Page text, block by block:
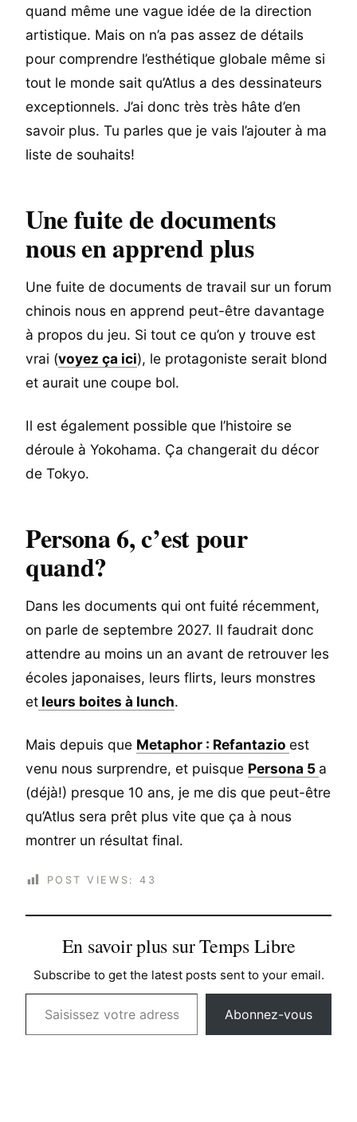
quand même une vague idée de la direction
artistique. Mais on n’a pas assez de détails
pour comprendre l’esthétique globale même si
tout le monde sait qu’Atlus a des dessinateurs
exceptionnels. J’ai donc très très hâte d’en
savoir plus. Tu parles que je vais l’ajouter à ma
liste de souhaits!
Une fuite de documents
nous en apprend plus
Une fuite de documents de travail sur un forum
chinois nous en apprend peut-être davantage
à propos du jeu. Si tout ce qu’on y trouve est
vrai (voyez ça ici), le protagoniste serait blond
et aurait une coupe bol.
Il est également possible que l’histoire se
déroule à Yokohama. Ça changerait du décor
de Tokyo.
Persona 6, c’est pour
quand?
Dans les documents qui ont fuité récemment,
on parle de septembre 2027. Il faudrait donc
attendre au moins un an avant de retrouver les
écoles japonaises, leurs flirts, leurs monstres
et leurs boites à lunch.
Mais depuis que Metaphor : Refantazio est
venu nous surprendre, et puisque Persona 5 a
(déjà!) presque 10 ans, je me dis que peut-être
qu’Atlus sera prêt plus vite que ça à nous
montrer un résultat final.
POST VIEWS: 43
En savoir plus sur Temps Libre
Subscribe to get the latest posts sent to your email.
Saisissez votre adresse e-mail…
Abonnez-vous